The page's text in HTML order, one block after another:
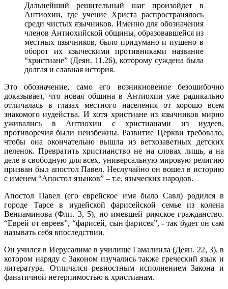
Дальнейший решительный шаг произойдет в
Антиохии, где учение Христа распространялось
среди чистых язычников. Именно для обозначения
членов Антиохийской общины, образо­вавшейся из
местных язычников, было при­думано и пущено в
оборот их языческими противниками название
“христиане” (Деян. 11.26), которому суждена была
долгая и славная история.
Это обозначение, само его возникновение безошибочно
доказывает, что новая община в Антиохии уже радикально
отличалась в глазах местного населения от хорошо всем
знакомого иудейства. И хотя христиане из язычников мирно
уживались в Антиохии с христианами из иудеев,
противоречия были неизбежны. Развитие Церкви требовало,
чтобы она окончательно вышла из ветхозаветных детских
пеленок. Превратить христианство не на словах лишь, а на
деле в свободную для всех, универсальную мировую религию
призван был апостол Павел. Неслучайно он вошел в историю
с именем “Апостол язьнков” – т.е. языческих народов.
Апостол Павел (его еврейское имя было Савл) родился в
городе Тарсе в иудейской фарисейской семье из колена
Вениаминова (Флп. 3, 5), но имевшей римское гражданство.
“Еврей от евреев”, “фарисей, сын фарисея”, - так будет он сам
называть себя впоследствии.
Он учился в Иерусалиме в учи­лище Гамалиила (Деян. 22, 3), в
котором наряду с Законом изуча­лись также греческий язык и
литература. Отличался ревностным исполнением Закона и
фанатичной нетерпимостью к христианам.